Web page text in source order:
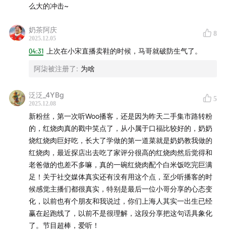
Woo话可说周边卫衣
本次卫衣以Henri Matisse的名作「The Dance」为设计灵
搭的卡通街头风格。
么大的冲击~
奶茶阿庆
2025.12.05
8
04:31 上次在小宋直播卖鞋的时候，马哥就破防生气了。
阿柒被注册了: 为啥
泛泛_4YBg
2025.12.08
5
新粉丝，第一次听Woo播客，还是因为昨天二手集市路转粉
的，红烧肉真的戳中笑点了，从小属于口福比较好的，奶奶
烧红烧肉巨好吃，长大了学做的第一道菜就是奶奶教我做的
红烧肉，最近探店出去吃了家评分很高的红烧肉然后觉得和
老爸做的也差不多嘛，真的一碗红烧肉配个白米饭吃完巨满
足！关于社交媒体真实还有没有用这个点，至少听播客的时
候感觉主播们都很真实，特别是最后一位小哥分享的心态变
化，以前也有个朋友和我说过，你们上海人其实一出生已经
赢在起跑线了，以前不是很理解，这段分享把这句话具象化
了。节目超棒，爱听！